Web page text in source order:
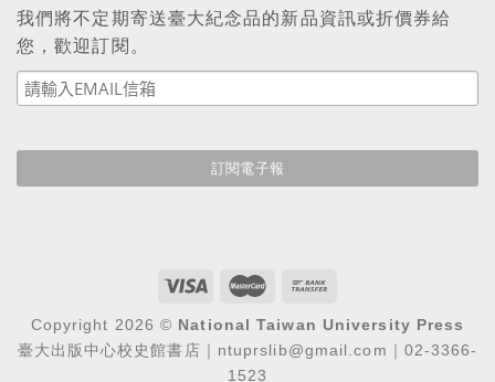
我們將不定期寄送臺大紀念品的新品資訊或折價券給
您，歡迎訂閱。
Copyright 2026 © National Taiwan University Press
臺大出版中心校史館書店｜ntuprslib@gmail.com｜02-3366-
1523